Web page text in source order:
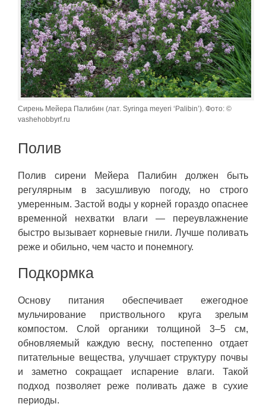
Сирень Мейера Палибин (лат. Syringa meyeri ‘Palibin’). Фото: ©
vashehobbyrf.ru
Полив
Полив сирени Мейера Палибин должен быть
регулярным в засушливую погоду, но строго
умеренным. Застой воды у корней гораздо опаснее
временной нехватки влаги — переувлажнение
быстро вызывает корневые гнили. Лучше поливать
реже и обильно, чем часто и понемногу.
Подкормка
Основу питания обеспечивает ежегодное
мульчирование приствольного круга зрелым
компостом. Слой органики толщиной 3–5 см,
обновляемый каждую весну, постепенно отдает
питательные вещества, улучшает структуру почвы
и заметно сокращает испарение влаги. Такой
подход позволяет реже поливать даже в сухие
периоды.